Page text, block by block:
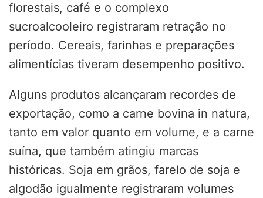
florestais, café e o complexo
sucroalcooleiro registraram retração no
período. Cereais, farinhas e preparações
alimentícias tiveram desempenho positivo.
Alguns produtos alcançaram recordes de
exportação, como a carne bovina in natura,
tanto em valor quanto em volume, e a carne
suína, que também atingiu marcas
históricas. Soja em grãos, farelo de soja e
algodão igualmente registraram volumes